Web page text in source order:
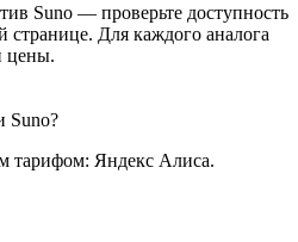
Suno — проверьте доступность
странице. Для каждого аналога
цены.
Suno?
тарифом: Яндекс Алиса.